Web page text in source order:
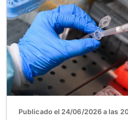
Publicado el 24/06/2026 a las